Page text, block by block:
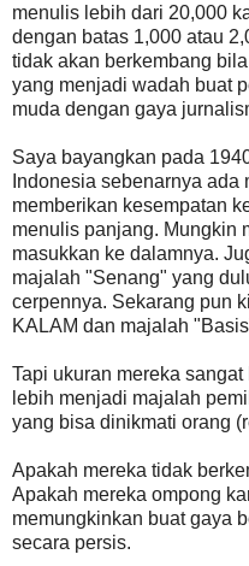
menulis lebih dari 20,000
dengan batas 1,000 atau
tidak akan berkembang
yang menjadi wadah buat
muda dengan gaya
Saya bayangkan pada
Indonesia sebenarnya
memberikan kesempatan
menulis panjang. Mungkin
masukkan ke dalamnya.
majalah "Senang" yang
cerpennya. Sekarang pun
KALAM dan majalah
Tapi ukuran mereka
lebih menjadi majalah
yang bisa dinikmati orang
Apakah mereka tidak
Apakah mereka ompong
memungkinkan buat gaya
secara persis.